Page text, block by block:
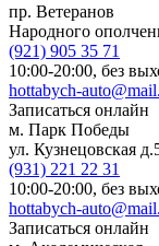
пр. Ветеранов
Народного
(921) 905 35 71
10:00-20:00, без
hottabych-
Записаться онлайн
м. Парк Победы
ул. Кузнецовская
(931) 221 22 31
10:00-20:00, без
hottabych-
Записаться онлайн